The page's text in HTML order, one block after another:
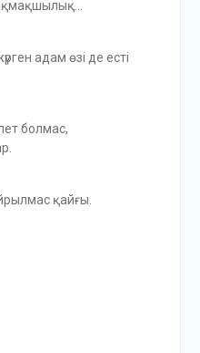
адам өзі де есті
болмас,
қайғы.